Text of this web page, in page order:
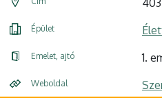
Épület
Emelet, ajtó 1.
Weboldal